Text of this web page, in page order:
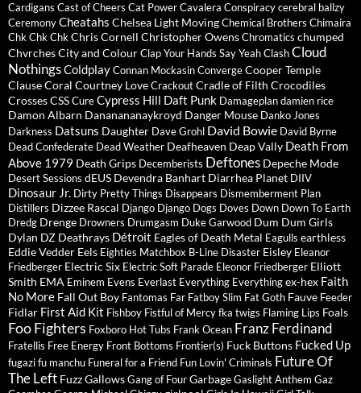
Cardigans Cast of Cheers Cat PowerCavalera Conspiracycerebral ballzy
CeremonyCheatahs Chelsea Light MovingChemical Brothers Chimaira
Chk Chk ChkChris Cornell Christopher OwensChromatics chumped
ChvrchesCity and ColourClap Your Hands Say YeahClashCloud
NothingsColdplayConnan MockasinConvergeCooper Temple
ClauseCoral Courtney LoveCrackoutCradle of Filth Crocodiles
CrossesCSSCureCypress Hill Daft Punk Damageplandamien rice
Damon Albarn Dananananaykroyd Danger Mouse Danko Jones
Darkness Datsuns Daughter Dave Grohl David Bowie David Byrne
Dead Confederate Dead Weather Deafheaven Deap Vally Death From
Above 1979 Death Grips Decemberists Deftones Depeche Mode
Desert Sessions dEUS Devendra Banhart Diarrhea Planet DIIV
Dinosaur Jr. Dirty Pretty Things Disappears Dismemberment Plan
Distillers Dizzee Rascal Django Django Dogs Doves Down Down To Earth
Dredg Drenge Drowners Drumgasm Duke Garwood Dum Dum Girls
Dylan DZ Deathrays Détroit Eagles of Death Metal Eagulls earthless
Eddie Vedder Eels Eighties Matchbox B-Line Disaster Eisley Eleanor
Friedberger Electric Six Electric Soft Parade Eleonor Friedberger Elliott
Smith EMA Eminem Evens Everlast Everything Everythingex-hex Faith
No More Fall Out Boy Fantomas Far Fatboy Slim Fat Goth Fauve Feeder
Fidlar First Aid Kit Fishboy Fistful of Mercyfka twigs Flaming Lips Foals
Foo Fighters Foxboro Hot Tubs Frank Ocean Franz Ferdinand
Fratellis Free Energy Front Bottoms Frontier(s) Fuck Buttons Fucked Up
fugazifu manchu Funeral for a Friend Fun Lovin' Criminals Future Of
The Left FuzzGallowsGang of FourGarbageGaslight Anthem Gaz